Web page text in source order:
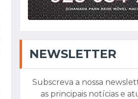
NEWSLETTER
Subscreva a nossa
as principais notícias e